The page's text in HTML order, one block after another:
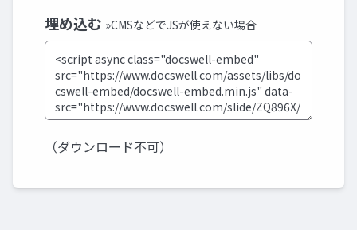
埋め込む »CMSなどでJSが使えない場合
（ダウンロード不可）